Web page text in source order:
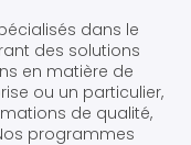
dans le
des solutions
en matière de
ou un particulier,
de qualité,
programmes